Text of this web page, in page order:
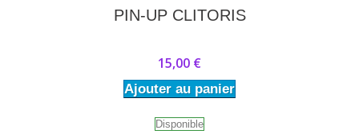
PIN-UP CLITORIS
15,00 €
Ajouter au panier
Disponible